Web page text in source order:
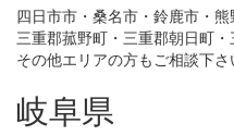
四日市市・桑名市・鈴鹿市・
三重郡菰野町・三重郡朝日町
その他エリアの方もご相談下さ
岐阜県